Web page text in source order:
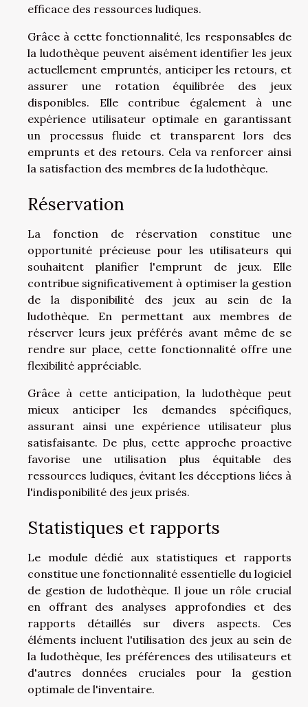
efficace des ressources ludiques.
Grâce à cette fonctionnalité, les responsables de
la ludothèque peuvent aisément identifier les jeux
actuellement empruntés, anticiper les retours, et
assurer une rotation équilibrée des jeux
disponibles. Elle contribue également à une
expérience utilisateur optimale en garantissant
un processus fluide et transparent lors des
emprunts et des retours. Cela va renforcer ainsi
la satisfaction des membres de la ludothèque.
Réservation
La fonction de réservation constitue une
opportunité précieuse pour les utilisateurs qui
souhaitent planifier l'emprunt de jeux. Elle
contribue significativement à optimiser la gestion
de la disponibilité des jeux au sein de la
ludothèque. En permettant aux membres de
réserver leurs jeux préférés avant même de se
rendre sur place, cette fonctionnalité offre une
flexibilité appréciable.
Grâce à cette anticipation, la ludothèque peut
mieux anticiper les demandes spécifiques,
assurant ainsi une expérience utilisateur plus
satisfaisante. De plus, cette approche proactive
favorise une utilisation plus équitable des
ressources ludiques, évitant les déceptions liées à
l'indisponibilité des jeux prisés.
Statistiques et rapports
Le module dédié aux statistiques et rapports
constitue une fonctionnalité essentielle du logiciel
de gestion de ludothèque. Il joue un rôle crucial
en offrant des analyses approfondies et des
rapports détaillés sur divers aspects. Ces
éléments incluent l'utilisation des jeux au sein de
la ludothèque, les préférences des utilisateurs et
d'autres données cruciales pour la gestion
optimale de l'inventaire.